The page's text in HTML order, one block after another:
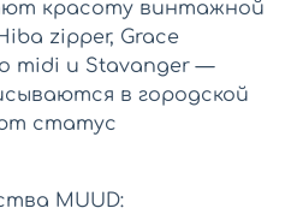
красоту винтажной
zipper, Grace
midi и Stavanger —
в городской
статус
MUUD: